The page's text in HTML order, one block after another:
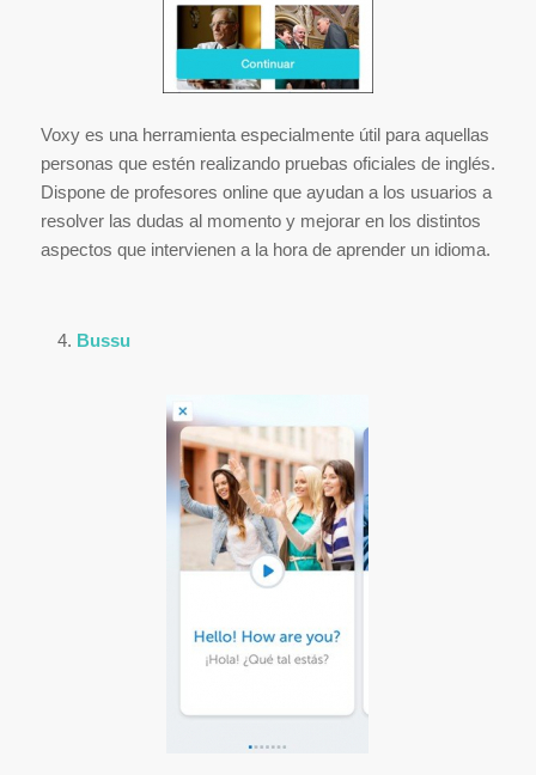
Voxy es una herramienta especialmente útil para aquellas
personas que estén realizando pruebas oficiales de inglés.
Dispone de profesores online que ayudan a los usuarios a
resolver las dudas al momento y mejorar en los distintos
aspectos que intervienen a la hora de aprender un idioma.
Bussu